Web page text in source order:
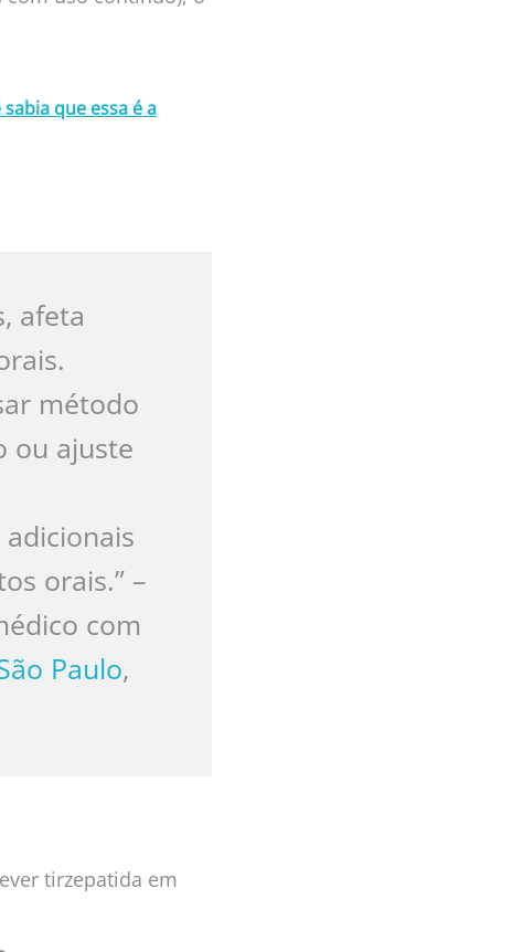
que essa é a
afeta
método
ou ajuste
orais.” –
com
Paulo,
tirzepatida em